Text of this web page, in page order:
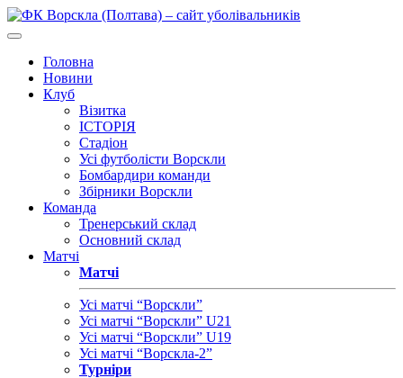
Головна
Новини
Клуб
Візитка
ІСТОРІЯ
Стадіон
Усі футболісти Ворскли
Бомбардири команди
Збірники Ворскли
Команда
Тренерський склад
Основний склад
Матчі
Матчі
Усі матчі “Ворскли”
Усі матчі “Ворскли” U21
Усі матчі “Ворскли” U19
Усі матчі “Ворскла-2”
Турніри